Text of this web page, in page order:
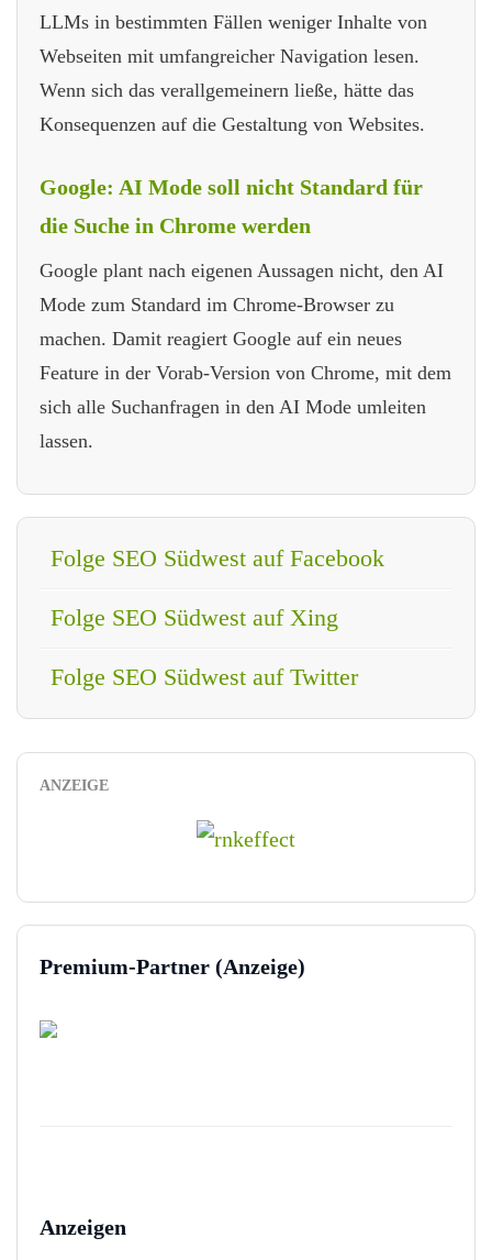
LLMs in bestimmten Fällen weniger Inhalte von
Webseiten mit umfangreicher Navigation lesen.
Wenn sich das verallgemeinern ließe, hätte das
Konsequenzen auf die Gestaltung von Websites.
Google: AI Mode soll nicht Standard für
die Suche in Chrome werden
Google plant nach eigenen Aussagen nicht, den AI
Mode zum Standard im Chrome-Browser zu
machen. Damit reagiert Google auf ein neues
Feature in der Vorab-Version von Chrome, mit dem
sich alle Suchanfragen in den AI Mode umleiten
lassen.
Folge SEO Südwest auf Facebook
Folge SEO Südwest auf Xing
Folge SEO Südwest auf Twitter
ANZEIGE
Premium-Partner (Anzeige)
Anzeigen